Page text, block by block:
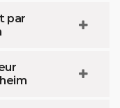
par